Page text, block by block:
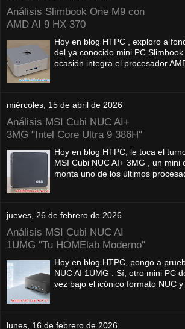
Análisis Slimbook One M9 con
AMD AI 9 HX 370
Hoy en blog HTPC , exploro a
del ya conocido mini PC
ocasión integra el procesador
miércoles, 15 de abril de 2026
Análisis MSI Cubi NUC AI+
3MG "Intel Core Ultra 9 386H"
Hoy en blog HTPC, le toca el
MSI Cubi NUC AI+ 3MG , un mini
monta uno de los últimos
jueves, 26 de febrero de 2026
Análisis MSI Cubi NUC AI
1UMG "Tu HOMElab Moderno"
Hoy en blog HTPC, pongo a
NUC AI 1UMG . Sí, otro mini PC
vez bajo el icónico formato NUC y
lunes, 16 de febrero de 2026